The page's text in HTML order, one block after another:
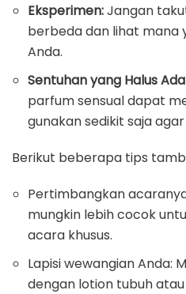
Eksperimen:Jangan
berbeda dan lihat mana
Anda.
Sentuhan yang Halus
parfum sensual dapat
gunakan sedikit saja
Berikut beberapa tips
Pertimbangkan
mungkin lebih cocok
acara khusus.
Lapisi wewangian Anda:
dengan lotion tubuh